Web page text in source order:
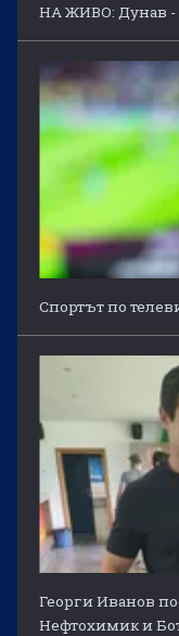
НА ЖИВО: Дунав -
Спортът по
Георги Иванов
Нефтохимик и